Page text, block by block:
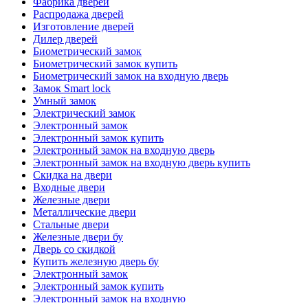
Распродажа дверей
Изготовление дверей
Дилер дверей
Биометрический замок
Биометрический замок купить
Биометрический замок на входную дверь
Замок Smart lock
Умный замок
Электрический замок
Электронный замок
Электронный замок купить
Электронный замок на входную дверь
Электронный замок на входную дверь купить
Скидка на двери
Входные двери
Железные двери
Металлические двери
Стальные двери
Железные двери бу
Дверь со скидкой
Купить железную дверь бу
Электронный замок
Электронный замок купить
Электронный замок на входную